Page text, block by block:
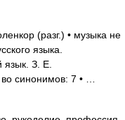
(разг.) • музыка не
языка.
язык. З. Е.
во синонимов: 7 • …